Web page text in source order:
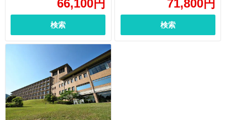
66,100円
検索
71,800円
検索